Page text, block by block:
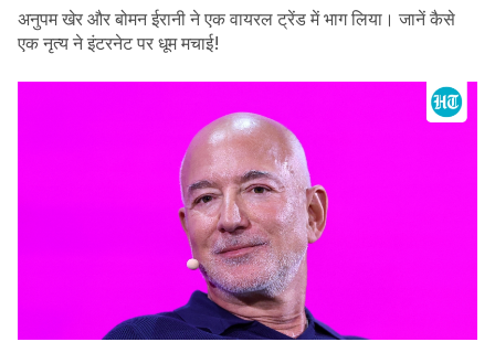
अनुपम खेर और बोमन ईरानी ने एक वायरल ट्रेंड में भाग लिया। जानें कैसे
एक नृत्य ने इंटरनेट पर धूम मचाई!